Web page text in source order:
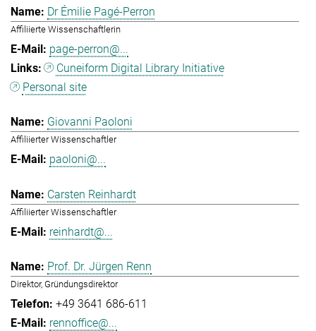
Dr Émilie Pagé-Perron
Affiliierte Wissenschaftlerin
page-perron@...
Cuneiform Digital Library Initiative
Personal site
Giovanni Paoloni
Affiliierter Wissenschaftler
paoloni@...
Carsten Reinhardt
Affiliierter Wissenschaftler
reinhardt@...
Prof. Dr. Jürgen Renn
Direktor, Gründungsdirektor
+49 3641 686-611
rennoffice@...